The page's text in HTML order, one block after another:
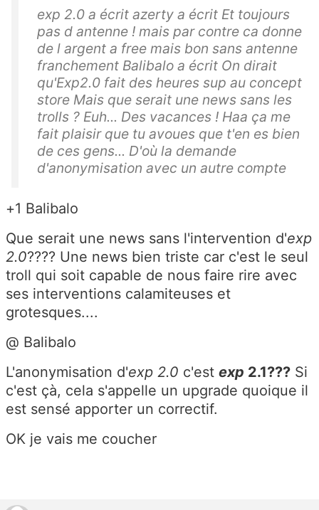
exp 2.0 a écrit azerty a écrit Et toujours
pas d antenne ! mais par contre ca donne
de l argent a free mais bon sans antenne
franchement Balibalo a écrit On dirait
qu'Exp2.0 fait des heures sup au concept
store Mais que serait une news sans les
trolls ? Euh... Des vacances ! Haa ça me
fait plaisir que tu avoues que t'en es bien
de ces gens... D'où la demande
d'anonymisation avec un autre compte
+1 Balibalo
Que serait une news sans l'intervention d'exp
2.0???? Une news bien triste car c'est le seul
troll qui soit capable de nous faire rire avec
ses interventions calamiteuses et
grotesques....
@ Balibalo
L'anonymisation d'exp 2.0 c'est exp 2.1??? Si
c'est çà, cela s'appelle un upgrade quoique il
est sensé apporter un correctif.
OK je vais me coucher